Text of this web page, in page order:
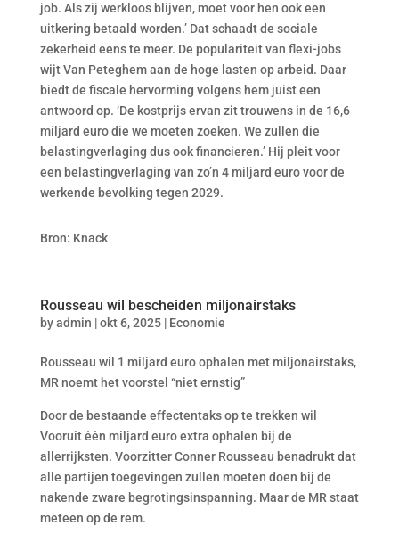
job. Als zij werkloos blijven, moet voor hen ook een
uitkering betaald worden.’ Dat schaadt de sociale
zekerheid eens te meer. De populariteit van flexi-jobs
wijt Van Peteghem aan de hoge lasten op arbeid. Daar
biedt de fiscale hervorming volgens hem juist een
antwoord op. ‘De kostprijs ervan zit trouwens in de 16,6
miljard euro die we moeten zoeken. We zullen die
belastingverlaging dus ook financieren.’ Hij pleit voor
een belastingverlaging van zo’n 4 miljard euro voor de
werkende bevolking tegen 2029.
Bron: Knack
Rousseau wil bescheiden miljonairstaks
byadmin |okt 6, 2025| Economie
Rousseau wil 1 miljard euro ophalen met miljonairstaks,
MR noemt het voorstel “niet ernstig”
Door de bestaande effectentaks op te trekken wil
Vooruit één miljard euro extra ophalen bij de
allerrijksten. Voorzitter Conner Rousseau benadrukt dat
alle partijen toegevingen zullen moeten doen bij de
nakende zware begrotingsinspanning. Maar de MR staat
meteen op de rem.